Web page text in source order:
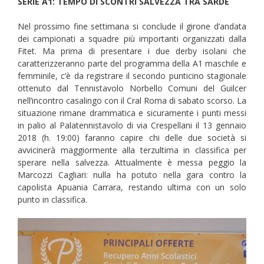
Nel prossimo fine settimana si conclude il girone d’andata
dei campionati a squadre più importanti organizzati dalla
Fitet. Ma prima di presentare i due derby isolani che
caratterizzeranno parte del programma della A1 maschile e
femminile, c’è da registrare il secondo punticino stagionale
ottenuto dal Tennistavolo Norbello Comuni del Guilcer
nell’incontro casalingo con il Cral Roma di sabato scorso. La
situazione rimane drammatica e sicuramente i punti messi
in palio al Palatennistavolo di via Crespellani il 13 gennaio
2018 (h. 19:00) faranno capire chi delle due società si
avvicinerà maggiormente alla terzultima in classifica per
sperare nella salvezza. Attualmente è messa peggio la
Marcozzi Cagliari: nulla ha potuto nella gara contro la
capolista Apuania Carrara, restando ultima con un solo
punto in classifica.